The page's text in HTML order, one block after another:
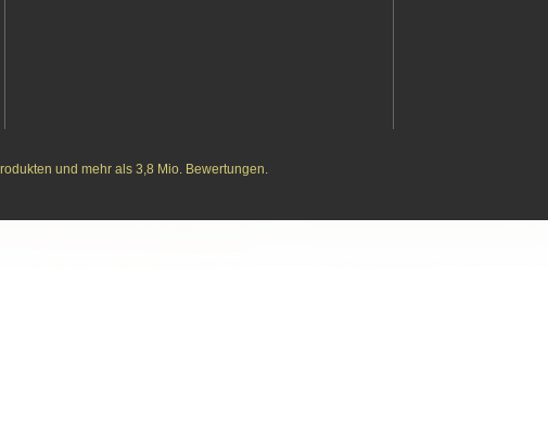
und mehr als 3,8 Mio. Bewertungen.